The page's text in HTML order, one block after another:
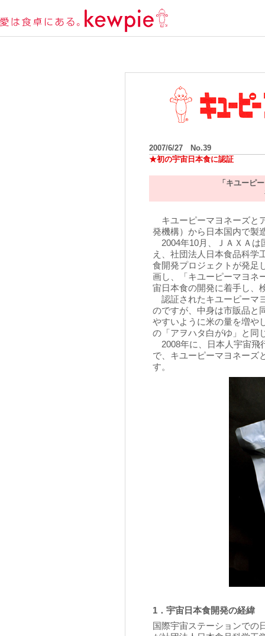
2007/6/27 No.39
★初の宇宙日本食に認証
「キユーピ
キユーピーマヨネーズと
発機構）から日本国内で製
2004年10月、ＪＡＸＡは
え、社団法人日本食品科学
食開発プロジェクトが発足
画し、「キユーピーマヨネ
宙日本食の開発に着手し、
認証されたキユーピーマ
のですが、中身は市販品と
やすいように米の量を増や
の「アヲハタ白がゆ」と同
2008年に、日本人宇宙飛
で、キユーピーマヨネーズ
す。
1．宇宙日本食開発の経緯
国際宇宙ステーションでの